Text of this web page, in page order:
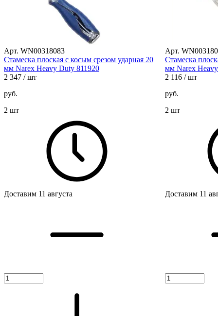
Арт. WN00318083
Стамеска плоская с косым срезом ударная 20
мм Narex Heavy Duty 811920
2 347 / шт
руб.
2 шт
Доставим 11 августа
Арт.
Стамеска
мм Narex
2 116 / шт
руб.
2 шт
Доставим 11